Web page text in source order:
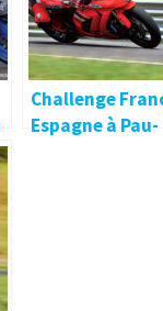
Challenge
Espagne à Pau-